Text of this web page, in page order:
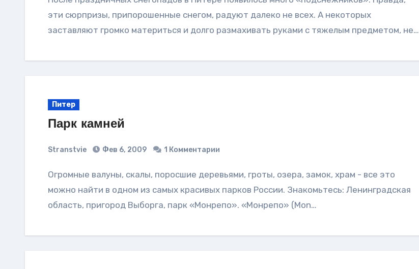
эти сюрпризы, припорошенные снегом, радуют далеко не всех. А некоторых
заставляют громко материться и долго размахивать руками с тяжелым предметом, не…
Питер
Парк камней
Stranstvie Фев 6, 2009 1 Комментарии
Огромные валуны, скалы, поросшие деревьями, гроты, озера, замок, храм - все это
можно найти в одном из самых красивых парков России. Знакомьтесь: Ленинградская
область, пригород Выборга, парк «Монрепо». «Монрепо» (Mon…